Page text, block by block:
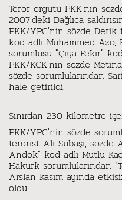
Terör örgütü PKK'nın
2007'deki Dağlıca
PKK/YPG'nin sözde
kod adlı Muhammed Azo,
sorumlusu "Çiya Fekir"
PKK/KCK'nın sözde
sözde sorumlularından
hale getirildi.
Sınırdan 230 kilometre
PKK/YPG'nin sözde
terörist Ali Subaşı, sözde
Andok" kod adlı Mutlu
Hakurk sorumlularından
Arslan kasım ayında
oldu.